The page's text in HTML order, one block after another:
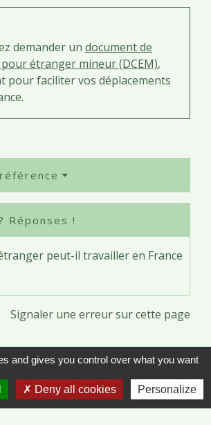
demander un document de
étranger mineur (DCEM),
pour faciliter vos déplacements
Réponses !
peut-il travailler en France
Signaler une erreur sur cette page
and gives you control over what you want
Deny all cookies Personalize